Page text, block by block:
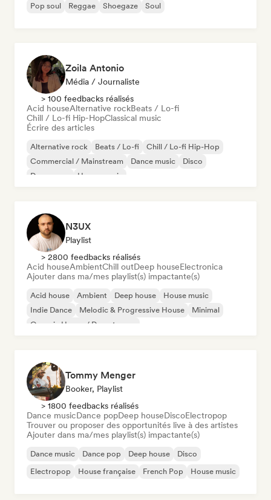
Pop soul
Reggae Shoegaze Soul
Zoila Antonio
Média / Journaliste
> 100 feedbacks réalisés
Acid houseAlternative rockBeats / Lo-fi
Chill / Lo-fi Hip-HopClassical music
Écrire des articles
Alternative rock Beats / Lo-fi
Chill / Lo-fi Hip-Hop
Commercial / Mainstream
Dance music
Disco
Dream pop
House music
N3UX
Playlist
> 2800 feedbacks réalisés
Acid houseAmbientChill outDeep houseElectronica
Ajouter dans ma/mes playlist(s) impactante(s)
Acid house Ambient Deep house
House music
Indie Dance
Melodic & Progressive House
Minimal
Organic House / Downtempo
Tommy Menger
Booker, Playlist
> 1800 feedbacks réalisés
Dance musicDance popDeep houseDiscoElectropop
Trouver ou proposer des opportunités live à des artistes
Ajouter dans ma/mes playlist(s) impactante(s)
Dance music Dance pop Deep house
Disco
Electropop
House française French Pop House music